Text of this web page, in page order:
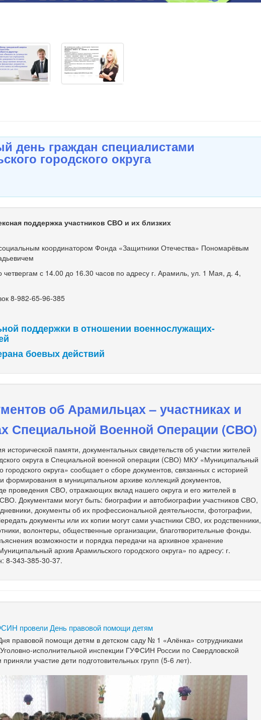
день граждан специалистами
городского округа
поддержка участников СВО и их близких
координатором Фонда «Защитники Отечества» Пономарёвым
с 14.00 до 16.30 часов по адресу г. Арамиль, ул. 1 Мая, д. 4,
8-982-65-96-385
поддержки в отношении военнослужащих-
боевых действий
об Арамильцах – участниках и
Специальной Военной Операции (СВО)
исторической памяти, документальных свидетельств об участии жителей
округа в Специальной военной операции (СВО) МКУ «Муниципальный
городского округа» сообщает о сборе документов, связанных с историей
формирования в муниципальном архиве коллекций документов,
проведения СВО, отражающих вклад нашего округа и его жителей в
Документами могут быть: биографии и автобиографии участников СВО,
документы об их профессиональной деятельности, фотографии,
документы или их копии могут сами участники СВО, их родственники,
волонтеры, общественные организации, благотворительные фонды.
возможности и порядка передачи на архивное хранение
архив Арамильского городского округа» по адресу: г.
8-343-385-30-37.
провели День правовой помощи детям
правовой помощи детям в детском саду № 1 «Алёнка» сотрудниками
исполнительной инспекции ГУФСИН России по Свердловской
участие дети подготовительных групп (5-6 лет).